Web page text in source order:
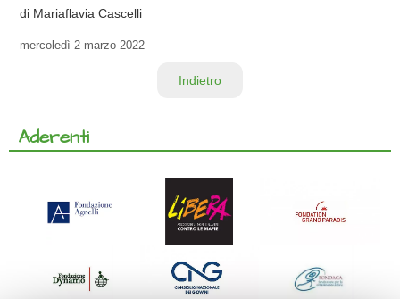
di Mariaflavia Cascelli
mercoledì 2 marzo 2022
Indietro
Aderenti